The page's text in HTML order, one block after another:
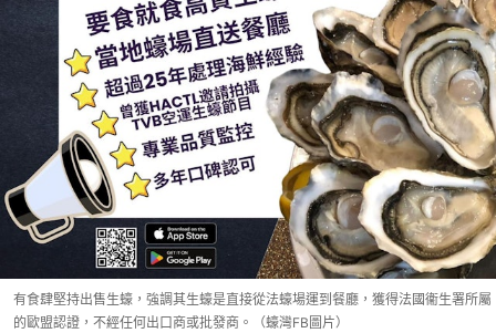
有食肆堅持出售生蠔，強調其生蠔是直接從法蠔場運到餐廳，獲得法國衞生署所屬
的歐盟認證，不經任何出口商或批發商。（蠔灣FB圖片）